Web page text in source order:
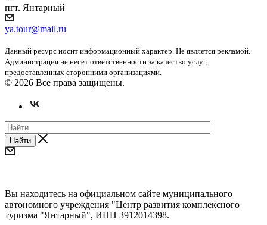
пгт. Янтарный
ya.tour@mail.ru
Данный ресурс носит информационный характер. Не является рекламой.
Администрация не несет ответственности за качество услуг,
предоставленных сторонними организациями.
© 2026 Все права защищены.
Найти
Вы находитесь на официальном сайте муниципального
автономного учреждения "Центр развития комплексного
туризма "Янтарный", ИНН 3912014398.